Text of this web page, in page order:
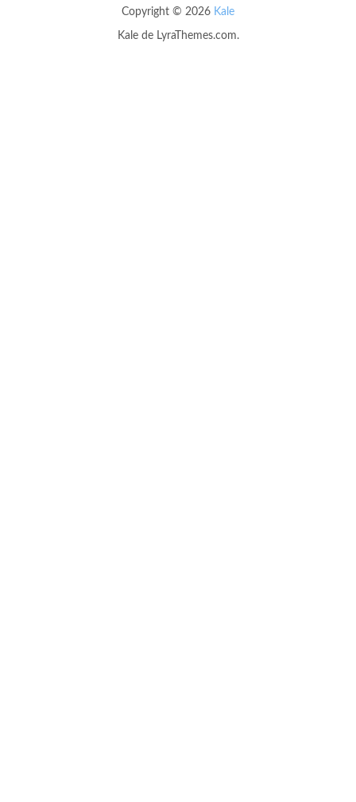
Copyright © 2026 Kale
Kalede LyraThemes.com.